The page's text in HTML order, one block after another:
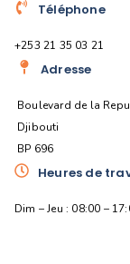
Téléphone
+253 21 35 03 21
Adresse
Boulevard de la
Djibouti
BP 696
Heures de
Dim – Jeu : 08:00 –